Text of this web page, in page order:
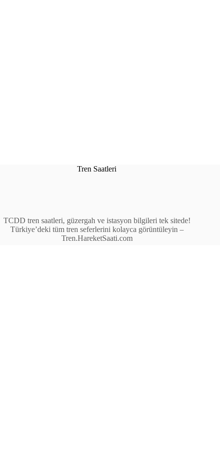
Tren Saatleri
TCDD tren saatleri, güzergah ve istasyon bilgileri tek sitede!
Türkiye’deki tüm tren seferlerini kolayca görüntüleyin –
Tren.HareketSaati.com